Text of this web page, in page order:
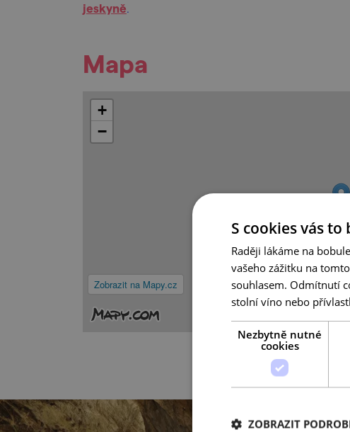
jeskyně.
Mapa
Zobrazit na Mapy.cz
+
−
S cookies vás
Raději lákáme na
vašeho zážitku na
souhlasem. Odmítnutí
stolní víno nebo
Nezbytně nutné
cookies
ZOBRAZIT